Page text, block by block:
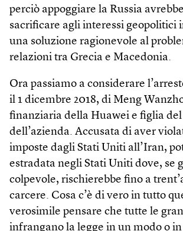
perciò appoggiare la Russia
sacrificare agli interessi geopolitici
una soluzione ragionevole al
relazioni tra Grecia e Macedonia.
Ora passiamo a considerare
il 1 dicembre 2018, di Meng
finanziaria della Huawei e figlia
dell’azienda. Accusata di aver
imposte dagli Stati Uniti all’Iran,
estradata negli Stati Uniti dove, se
colpevole, rischierebbe fino a
carcere. Cosa c’è di vero in tutto
verosimile pensare che tutte le
infrangano la legge in un modo o